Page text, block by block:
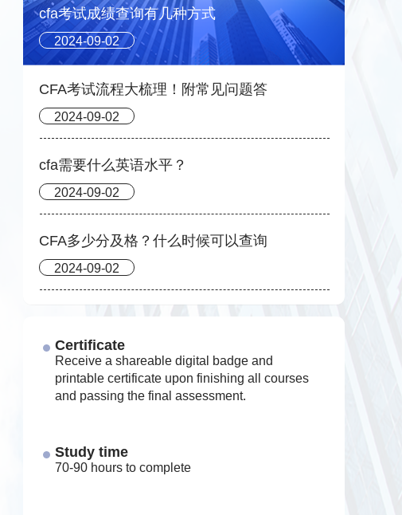
cfa考试成绩查询有几种方式
2024-09-02
CFA考试流程大梳理！附常见问题答
2024-09-02
cfa需要什么英语水平？
2024-09-02
CFA多少分及格？什么时候可以查询
2024-09-02
Certificate
Receive a shareable digital badge and
printable certificate upon finishing all courses
and passing the final assessment.
Study time
70-90 hours to complete